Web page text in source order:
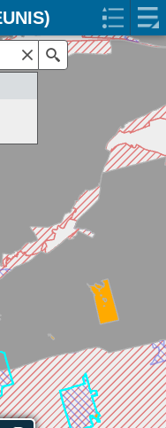
Search